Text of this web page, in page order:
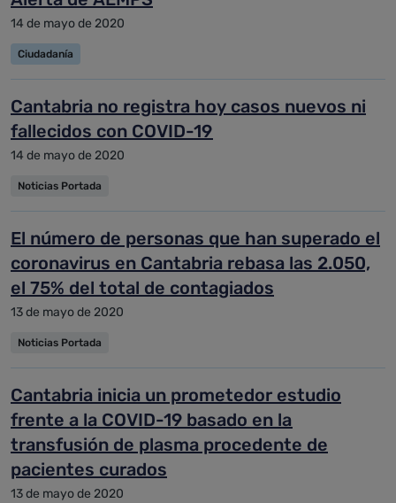
14 de mayo de 2020
Ciudadanía
Cantabria no registra hoy casos nuevos ni
fallecidos con COVID-19
14 de mayo de 2020
Noticias Portada
El número de personas que han superado el
coronavirus en Cantabria rebasa las 2.050,
el 75% del total de contagiados
13 de mayo de 2020
Noticias Portada
Cantabria inicia un prometedor estudio
frente a la COVID-19 basado en la
transfusión de plasma procedente de
pacientes curados
13 de mayo de 2020